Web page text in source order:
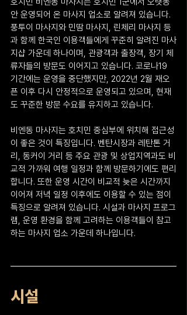
안 운영되어 온 마사지 업소로 알려져 있습니다.
풍투이 마사지와 민땀 마사지, 린체리 마사지 등
과 함께 한국인 이용객들에게 꾸준히 알려진 마사
지샵 가운데 하나이며, 관광객과 출장객, 장기 체
류자들의 방문도 이어지고 있습니다. 코로나19
기간에는 운영을 중단했지만, 2022년 2월 재오
픈 이후 다시 안정적으로 운영되고 있으며, 현재
도 꾸준한 방문 수요를 유지하고 있습니다.
비엔동 마사지는 호치민 중심부에 위치해 접근성
이 좋은 것이 특징입니다. 벤탄시장과 레탄톤 거
리, 동커이 거리 등 주요 관광 및 상업지역과도 비
교적 가까워 여행 일정과 함께 방문하기에도 편리
합니다. 또한 운영 시간이 비교적 늦은 시간까지
이어져 저녁 일정 이후에도 이용할 수 있는 점이
특징으로 알려져 있습니다. 시설과 마사지 프로그
램, 운영 환경을 함께 고려하는 이용객들이 참고
하는 마사지 업소 가운데 하나입니다.
시설